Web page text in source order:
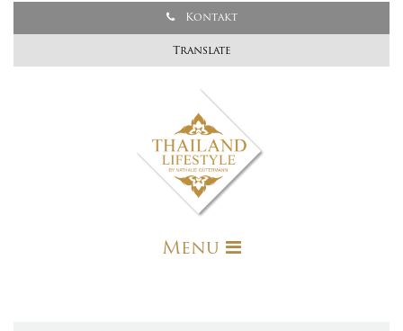
Kontakt
Translate
Menu